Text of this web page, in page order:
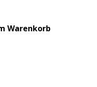
Warenkorb